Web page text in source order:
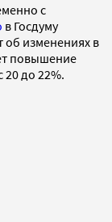
с
в Госдуму
изменениях в
повышение
до 22%.